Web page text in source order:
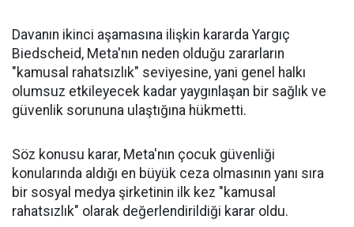
Davanın ikinci aşamasına ilişkin kararda Yargıç
Biedscheid, Meta'nın neden olduğu zararların
"kamusal rahatsızlık" seviyesine, yani genel halkı
olumsuz etkileyecek kadar yaygınlaşan bir sağlık ve
güvenlik sorununa ulaştığına hükmetti.
Söz konusu karar, Meta'nın çocuk güvenliği
konularında aldığı en büyük ceza olmasının yanı sıra
bir sosyal medya şirketinin ilk kez "kamusal
rahatsızlık" olarak değerlendirildiği karar oldu.